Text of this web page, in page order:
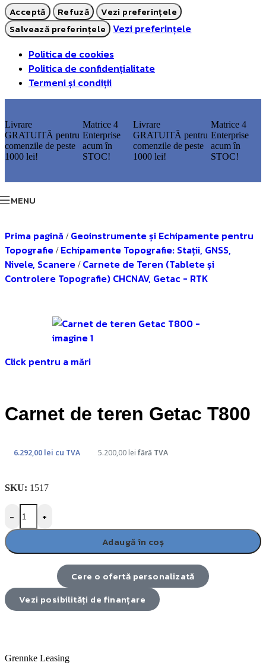
Acceptă Refuză
Vezi preferințele
Salvează preferințele Vezi preferințele
Politica de cookies
Politica de confidențialitate
Termeni și condiții
Livrare
GRATUITĂ pentru
comenzile de peste
1000 lei!
Matrice 4
Enterprise
acum în
STOC!
Livrare
GRATUITĂ pentru
comenzile de peste
1000 lei!
Matrice 4
Enterprise
acum în
STOC!
MENU
Prima pagină / Geoinstrumente și Echipamente pentru
Topografie / Echipamente Topografie: Stații, GNSS,
Nivele, Scanere / Carnete de Teren (Tablete și
Controlere Topografie) CHCNAV, Getac - RTK
Click pentru a mări
Carnet de teren Getac T800
5.200,00 lei fără TVA
6.292,00 lei cu TVA
SKU: 1517
-
+
Adaugă în coș
Cere o ofertă personalizată
Vezi posibilități de finanțare
Grennke Leasing